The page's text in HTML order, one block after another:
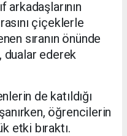
arkadaşlarının
çiçeklerle
sıranın önünde
dualar ederek
de katıldığı
öğrencilerin
etki bıraktı.